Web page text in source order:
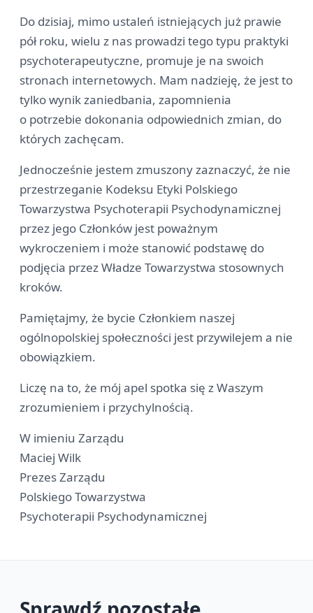
Do dzisiaj, mimo ustaleń istniejących już prawie
pół roku, wielu z nas prowadzi tego typu praktyki
psychoterapeutyczne, promuje je na swoich
stronach internetowych. Mam nadzieję, że jest to
tylko wynik zaniedbania, zapomnienia
o potrzebie dokonania odpowiednich zmian, do
których zachęcam.
Jednocześnie jestem zmuszony zaznaczyć, że nie
przestrzeganie Kodeksu Etyki Polskiego
Towarzystwa Psychoterapii Psychodynamicznej
przez jego Członków jest poważnym
wykroczeniem i może stanowić podstawę do
podjęcia przez Władze Towarzystwa stosownych
kroków.
Pamiętajmy, że bycie Członkiem naszej
ogólnopolskiej społeczności jest przywilejem a nie
obowiązkiem.
Liczę na to, że mój apel spotka się z Waszym
zrozumieniem i przychylnością.
W imieniu Zarządu
Maciej Wilk
Prezes Zarządu
Polskiego Towarzystwa
Psychoterapii Psychodynamicznej